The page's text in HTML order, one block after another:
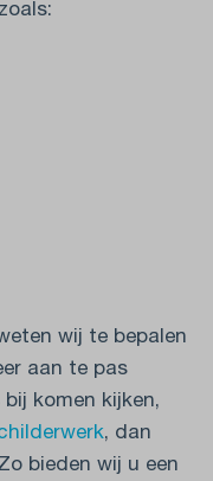
wij te bepalen
aan te pas
komen kijken,
, dan
bieden wij u een